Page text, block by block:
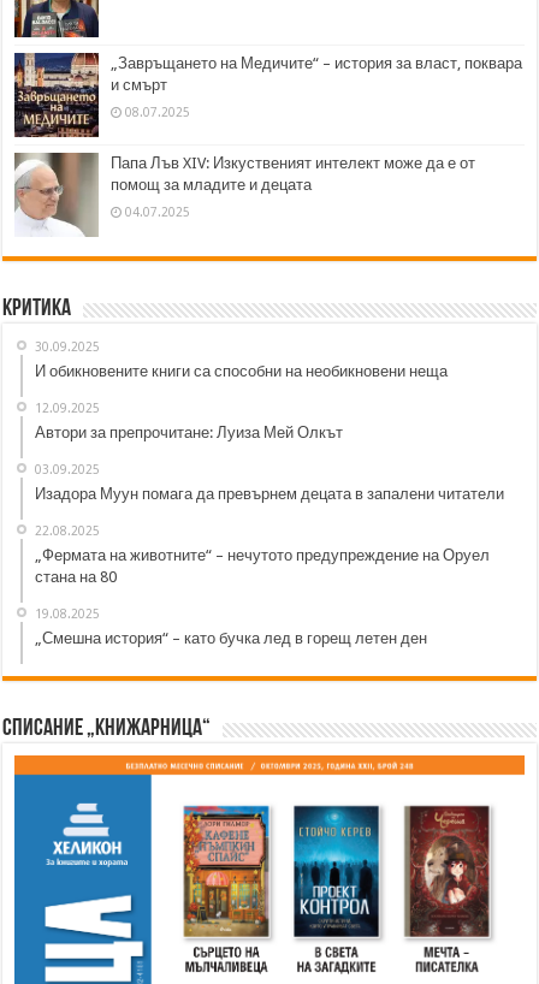
„Завръщането на Медичите“ – история за власт, поквара
и смърт
08.07.2025
Папа Лъв XIV: Изкуственият интелект може да е от
помощ за младите и децата
04.07.2025
Критика
30.09.2025
И обикновените книги са способни на необикновени неща
12.09.2025
Автори за препрочитане: Луиза Мей Олкът
03.09.2025
Изадора Муун помага да превърнем децата в запалени читатели
22.08.2025
„Фермата на животните“ – нечутото предупреждение на Оруел
стана на 80
19.08.2025
„Смешна история“ – като бучка лед в горещ летен ден
Списание „Книжарница“